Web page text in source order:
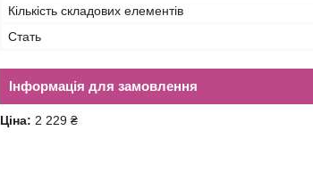
Кількість складових елементів
Стать
Інформація для замовлення
Ціна: 2 229 ₴